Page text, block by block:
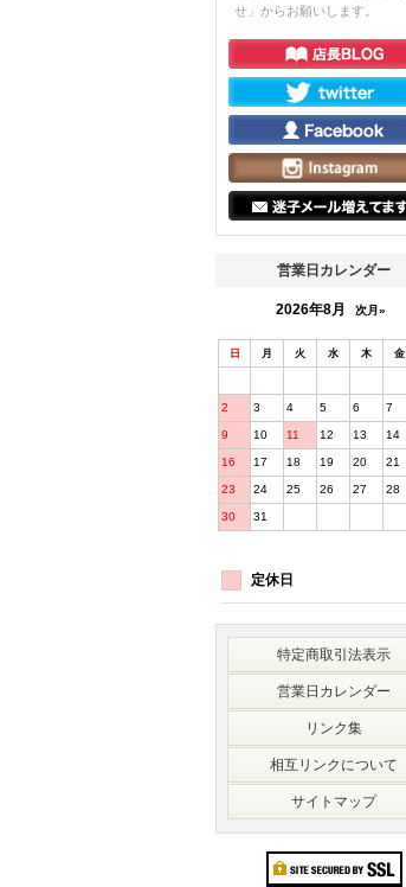
せ」からお願いします。
営業日カレンダー
2026年8月 次月»
日 月 火 水 木 金
2 3 4 5 6 7
9 10 11 12 13 14
16 17 18 19 20 21
23 24 25 26 27 28
30 31
定休日
特定商取引法表示
営業日カレンダー
リンク集
相互リンクについて
サイトマップ